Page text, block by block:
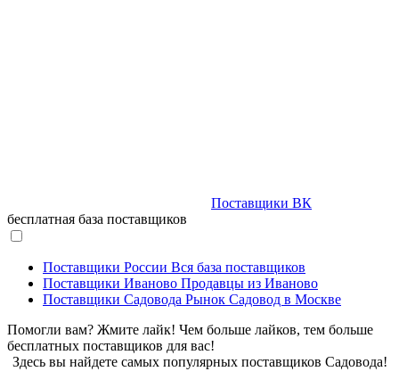
Поставщики ВК
бесплатная база поставщиков
Поставщики России Вся база поставщиков
Поставщики Иваново Продавцы из Иваново
Поставщики Садовода Рынок Садовод в Москве
Помогли вам? Жмите лайк! Чем больше лайков, тем больше
бесплатных поставщиков для вас!
Здесь вы найдете самых популярных поставщиков Садовода!